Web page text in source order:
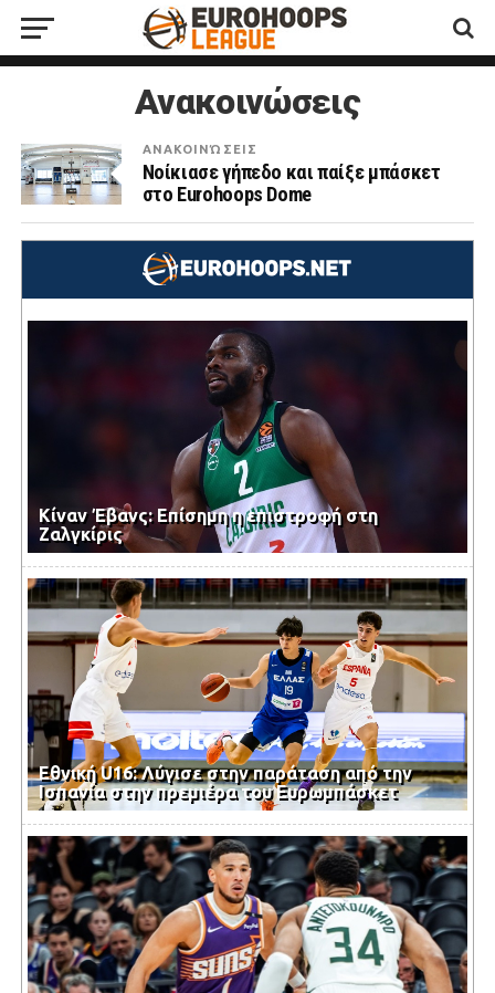
Ανακοινώσεις
ΑΝΑΚΟΙΝΏΣΕΙΣ
Νοίκιασε γήπεδο και παίξε μπάσκετ
στο Eurohoops Dome
Κίναν Έβανς: Επίσημη η επιστροφή στη
Ζαλγκίρις
Εθνική U16: Λύγισε στην παράταση από την
Ισπανία στην πρεμιέρα του Ευρωμπάσκετ